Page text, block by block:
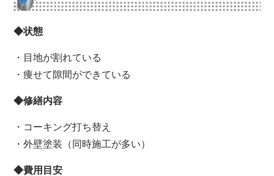
◆状態
・目地が割れている
・痩せて隙間ができている
◆修繕内容
・コーキング打ち替え
・外壁塗装（同時施工が多い）
◆費用目安